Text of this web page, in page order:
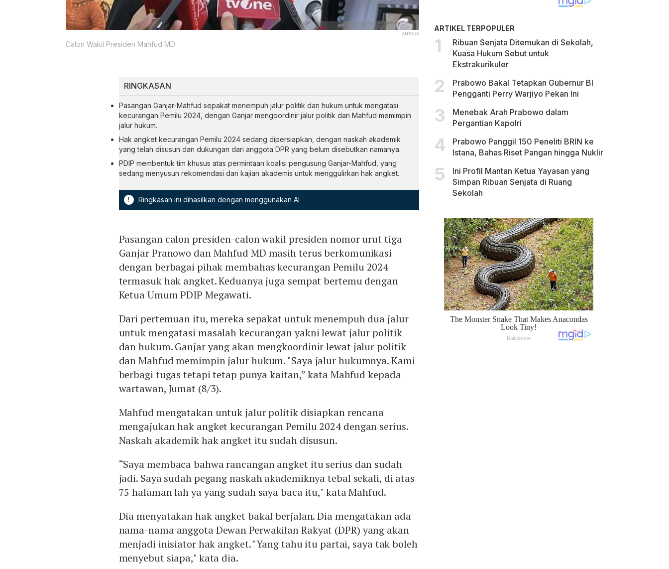
ANTARA
Calon Wakil Presiden Mahfud MD
RINGKASAN
Pasangan Ganjar-Mahfud sepakat menempuh jalur politik dan hukum untuk mengatasi
kecurangan Pemilu 2024, dengan Ganjar mengoordinir jalur politik dan Mahfud memimpin
jalur hukum.
Hak angket kecurangan Pemilu 2024 sedang dipersiapkan, dengan naskah akademik
yang telah disusun dan dukungan dari anggota DPR yang belum disebutkan namanya.
PDIP membentuk tim khusus atas permintaan koalisi pengusung Ganjar-Mahfud, yang
sedang menyusun rekomendasi dan kajian akademis untuk menggulirkan hak angket.
! Ringkasan ini dihasilkan dengan menggunakan AI
Pasangan calon presiden-calon wakil presiden nomor urut tiga
Ganjar Pranowo dan Mahfud MD masih terus berkomunikasi
dengan berbagai pihak membahas kecurangan Pemilu 2024
termasuk hak angket. Keduanya juga sempat bertemu dengan
Ketua Umum PDIP Megawati.
Dari pertemuan itu, mereka sepakat untuk menempuh dua jalur
untuk mengatasi masalah kecurangan yakni lewat jalur politik
dan hukum. Ganjar yang akan mengkoordinir lewat jalur politik
dan Mahfud memimpin jalur hukum. "Saya jalur hukumnya. Kami
berbagi tugas tetapi tetap punya kaitan,” kata Mahfud kepada
wartawan, Jumat (8/3).
Mahfud mengatakan untuk jalur politik disiapkan rencana
mengajukan hak angket kecurangan Pemilu 2024 dengan serius.
Naskah akademik hak angket itu sudah disusun.
“Saya membaca bahwa rancangan angket itu serius dan sudah
jadi. Saya sudah pegang naskah akademiknya tebal sekali, di atas
75 halaman lah ya yang sudah saya baca itu," kata Mahfud.
Dia menyatakan hak angket bakal berjalan. Dia mengatakan ada
nama-nama anggota Dewan Perwakilan Rakyat (DPR) yang akan
menjadi inisiator hak angket. "Yang tahu itu partai, saya tak boleh
menyebut siapa," kata dia.
ARTIKEL TERPOPULER
Ribuan Senjata Ditemukan di Sekolah,
Kuasa Hukum Sebut untuk
Ekstrakurikuler
Prabowo Bakal Tetapkan Gubernur BI
Pengganti Perry Warjiyo Pekan Ini
Menebak Arah Prabowo dalam
Pergantian Kapolri
Prabowo Panggil 150 Peneliti BRIN ke
Istana, Bahas Riset Pangan hingga Nuklir
Ini Profil Mantan Ketua Yayasan yang
Simpan Ribuan Senjata di Ruang
Sekolah